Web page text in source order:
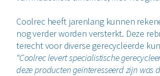
Coolrec heeft jarenlang kunnen
nog verder worden versterkt. Deze
terecht voor diverse gerecycleerde
“Coolrec levert specialistische
deze producten geïnteresseerd zijn was